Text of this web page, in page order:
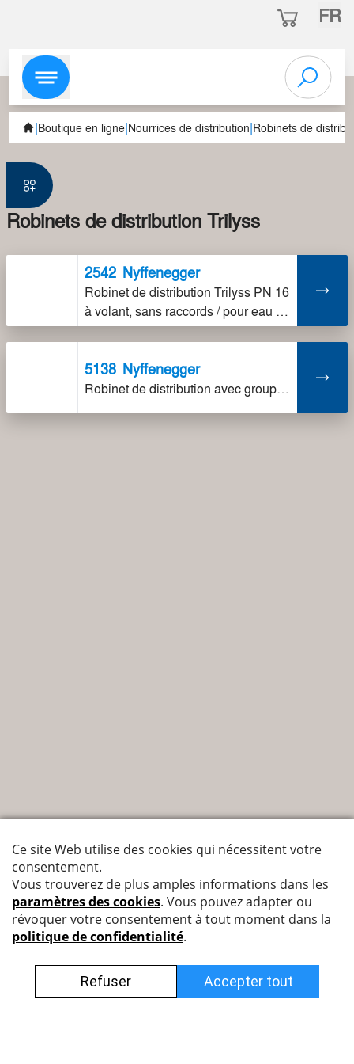
FR
|Boutique en ligne|Nourrices de distribution|Robinets de
Robinets de distribution Trilyss
2542 Nyffenegger
Robinet de distribution Trilyss PN 16
à volant, sans raccords / pour eau jusqu'à 90°C et air comprimé siège en acier inoxydable / chapeau 9686 / plaquette indicatrice 9432 commander séparément: GN 1, 11/4: 1492 robinet de purge à boisseau sphérique GN 11/2, 2: 2145 robinet de vidange équerre
5138 Nyffenegger
Robinet de distribution avec groupe de sûreté
Nyffenegger Armaturen AG
Leutschenbachstrasse 38